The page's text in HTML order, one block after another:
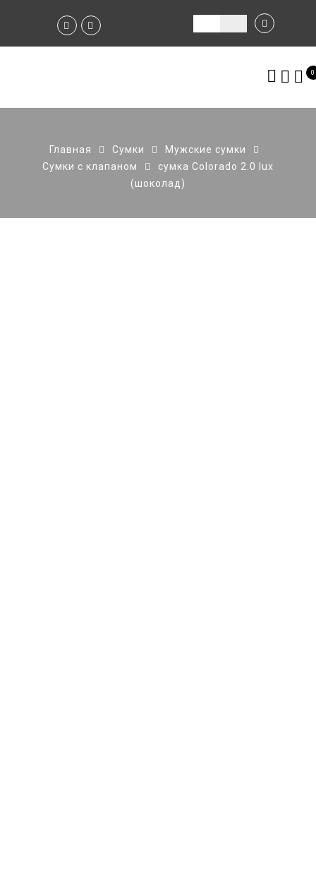
0
Главная Сумки
Мужские сумки
Сумки с клапаном
сумка Colorado 2.0 lux
(шоколад)